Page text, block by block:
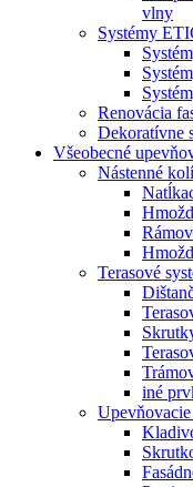
vlny
Systémy
Renovácia
Dekoratívne
Všeobecné
Nástenné
Terasové
iné